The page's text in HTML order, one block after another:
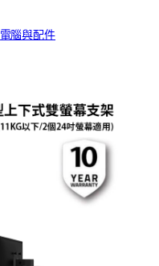
電腦與配件